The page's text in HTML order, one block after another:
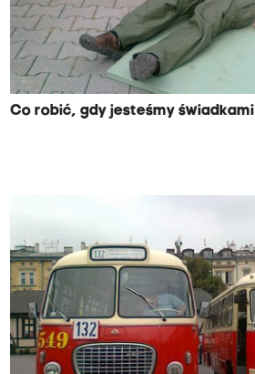
Co robić, gdy jesteśmy